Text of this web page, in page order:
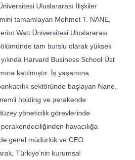
Uluslararası İlişkiler
tamamlayan Mehmet T. NANE,
Watt Üniversitesi Uluslararası
tam burslu olarak yüksek
Harvard Business School Üst
katılmıştır. İş yaşamına
sektöründe başlayan Nane,
holding ve perakende
yöneticilik görevlerinde
havacılığa
genel müdürlük ve CEO
Türkiye’nin kurumsal